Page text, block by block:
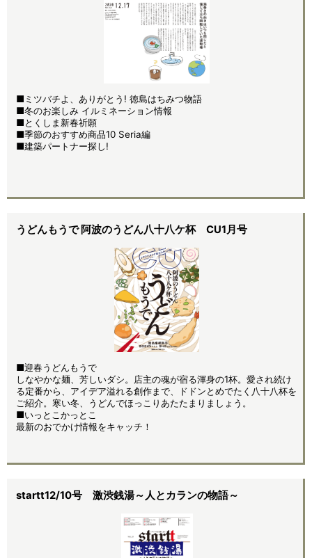
■ミツバチよ、ありがとう! 徳島はちみつ物語
■冬のお楽しみ イルミネーション情報
■とくしま新春祈願
■季節のおすすめ商品10 Seria編
■建築パートナー探し!
うどんもうで 阿波のうどん八十八ケ杯 CU1月号
■迎春うどんもうで
しなやかな麺、芳しいダシ。店主の魂が宿る渾身の1杯。愛され続け
る定番から、アイデア溢れる創作まで、ドドンとめでたく八十八杯を
ご紹介。寒い冬、うどんでほっこりあたたまりましょう。
■いっとこかっとこ
最新のおでかけ情報をキャッチ！
startt12/10号 激渋銭湯～人とカランの物語～